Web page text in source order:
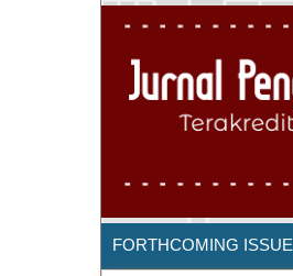
FORTHCOMING ISSUE